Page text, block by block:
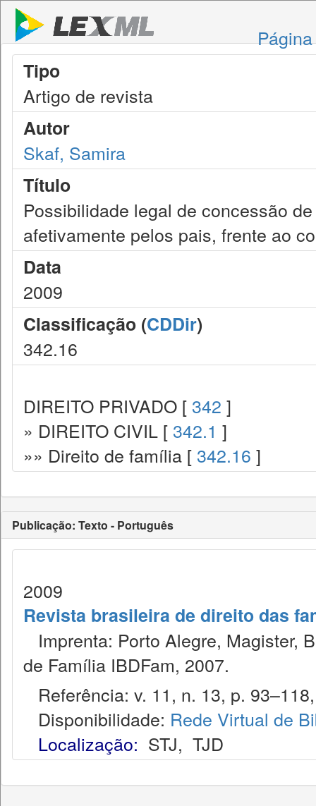
Tipo
Artigo de revista
Autor
Skaf, Samira
Título
Possibilidade legal de concessão
afetivamente pelos pais, frente ao
Data
2009
Classificação (CDDir)
342.16
DIREITO PRIVADO [ 342 ]
» DIREITO CIVIL [ 342.1 ]
»» Direito de família [ 342.16 ]
Publicação: Texto - Português
2009
Revista brasileira de direito das
Imprenta: Porto Alegre, Magister,
de Família IBDFam, 2007.
Referência: v. 11, n. 13, p.
Disponibilidade: Rede Virtual de
Localização: STJ, TJD